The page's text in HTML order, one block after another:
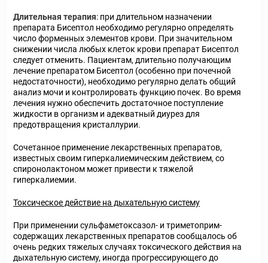
Длительная терапия: при длительном назначении
препарата Бисептол необходимо регулярно определять
число форменных элементов крови. При значительном
снижении числа любых клеток крови препарат Бисептол
следует отменить. Пациентам, длительно получающим
лечение препаратом Бисептол (особенно при почечной
недостаточности), необходимо регулярно делать общий
анализ мочи и контролировать функцию почек. Во время
лечения нужно обеспечить достаточное поступление
жидкости в организм и адекватный диурез для
предотвращения кристаллурии.
Сочетанное применение лекарственных препаратов,
известных своим гиперкалиемическим действием, со
спиронолактоном может привести к тяжелой
гиперкалиемии.
Токсическое действие на дыхательную систему
При применении сульфаметоксазол- и триметоприм-
содержащих лекарственных препаратов сообщалось об
очень редких тяжелых случаях токсического действия на
дыхательную систему, иногда прогрессирующего до